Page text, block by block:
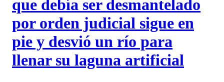
que debía ser desmantelado
por orden judicial sigue en
pie y desvió un río para
llenar su laguna artificial